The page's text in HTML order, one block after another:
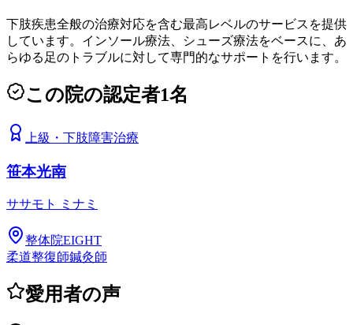
下肢疾患全般の治療対応を含む最高レベルのサービスを提供
しています。インソール療法、シューズ療法をベースに、あ
らゆる足のトラブルに対して専門的なサポートを行います。
この院の認定者1名
上級 ・ 下肢障害治療
笹本光南
ササモト ミナミ
整体院EIGHT
柔道整復師鍼灸師
愛用者の声